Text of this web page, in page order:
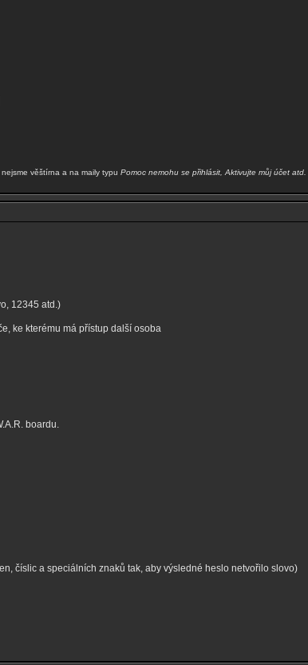
věštírna a na maily typu Pomoc nemohu se přihlásit, Aktivujte můj účet atd.
12345 atd.)
ke kterému má přístup další osoba
boardu.
číslic a speciálních znaků tak, aby výsledné heslo netvořilo slovo)